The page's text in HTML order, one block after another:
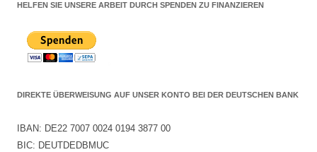
HELFEN SIE UNSERE ARBEIT DURCH SPENDEN ZU FINANZIEREN
DIREKTE ÜBERWEISUNG AUF UNSER KONTO BEI DER DEUTSCHEN BANK
IBAN: DE22 7007 0024 0194 3877 00
BIC: DEUTDEDBMUC